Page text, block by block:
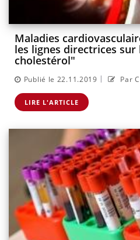
Maladies
les lignes directrices sur
cholestérol"
Publié le 22.11.2019 | Par
LIRE L'ARTICLE